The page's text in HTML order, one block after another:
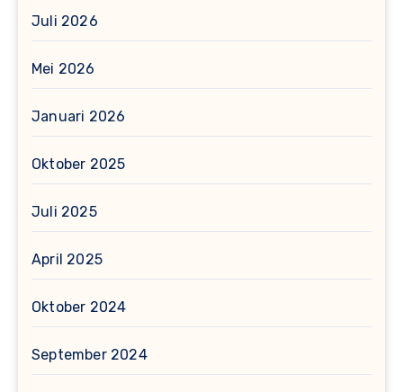
Juli 2026
Mei 2026
Januari 2026
Oktober 2025
Juli 2025
April 2025
Oktober 2024
September 2024